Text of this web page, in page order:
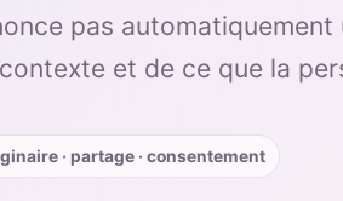
pas
et de ce que la
· partage · consentement